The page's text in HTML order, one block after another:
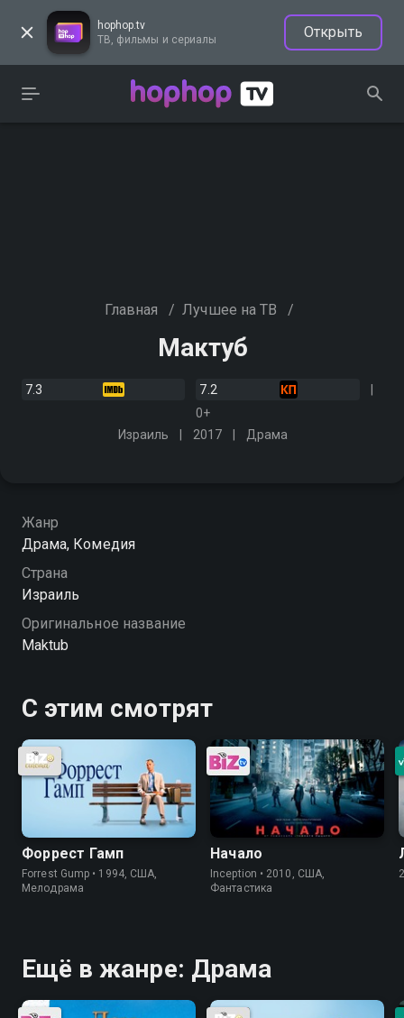
hophop.tv
ТВ, фильмы и сериалы
Открыть
Главная / Лучшее на ТВ /
Мактуб
7.3
7.2
0+
Израиль
2017 Драма
Жанр
Драма, Комедия
Страна
Израиль
Оригинальное название
Maktub
С этим смотрят
Форрест Гамп
Forrest Gump • 1994, США,
Мелодрама
Начало
Inception • 2010, США,
Фантастика
Ещё в жанре: Драма